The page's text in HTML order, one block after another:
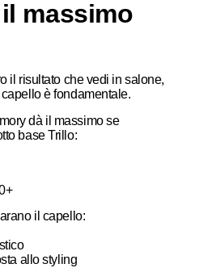
massimo
il risultato che vedi in salone,
è fondamentale.
dà il massimo se
base Trillo:
il capello:
allo styling